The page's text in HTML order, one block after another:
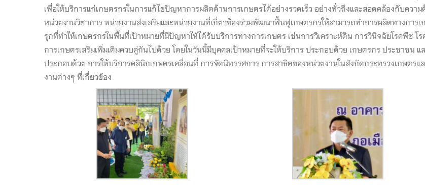
เพื่อให้บริการแก่เกษตรกรในการแก้ไขปัญหาการผลิตด้านการเกษตรได้อย่างรวดเร็ว อย่างทั่วถึงและสอดคล้องกับคว
หน่วยงานวิชาการ หน่วยงานส่งเสริมและหน่วยงานที่เกี่ยวข้องร่วมพัฒนาฟื้นฟูเกษตรกรให้สามารถทำการผลิตทางการ
รุกที่ทำให้เกษตรกรในพื้นที่เป้าหมายที่มีปัญหาให้ได้รับบริการทางการเกษตร เช่นการวิเคราะห์ดิน การวินิจฉัยโรคพืช โ
การเกษตรเสริมเพิ่มเติมควบคู่กันไปด้วย โดยในวันนี้มีบุคคลเป้าหมายที่จะให้บริการ ประกอบด้วย เกษตรกร ประชาชน
ประกอบด้วย การให้บริการคลินิกเกษตรเคลื่อนที่ การจัดนิทรรศการ การสาธิตของหน่วยงานในสังกัดกระทรวงเกษตร
งานต่างๆ ที่เกี่ยวข้อง